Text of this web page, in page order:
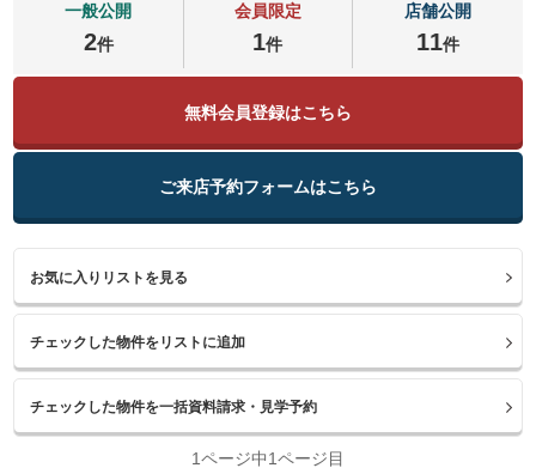
一般公開
2件
会員限定
1件
店舗公開
11件
無料会員登録はこちら
ご来店予約フォームはこちら
お気に入りリストを見る
1ページ中1ページ目